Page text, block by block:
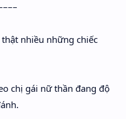
nhiều những chiếc
chị gái nữ thần đang độ